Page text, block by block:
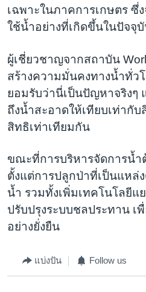
เฉพาะในภาคการเกษตร ซึ่
ใช้น้ำอย่างที่เกิดขึ้นในปัจจุ
ผู้เชี่ยวชาญจากสถาบัน
สร้างความมั่นคงทางน้ำทั่ว
ยอมรับว่านี่เป็นปัญหาจริงๆ
ถึงน้ำสะอาดให้เทียบเท่า
สิทธิเท่าเทียมกัน
ขณะที่การบริหารจัดการน้ำ
ตั้งแต่การปลูกป่าที่เป็นแห
น้ำ รวมทั้งเพิ่มเทคโนโลยีแ
ปรับปรุงระบบชลประทาน เ
อย่างยั่งยืน
แบ่งปัน Follow us